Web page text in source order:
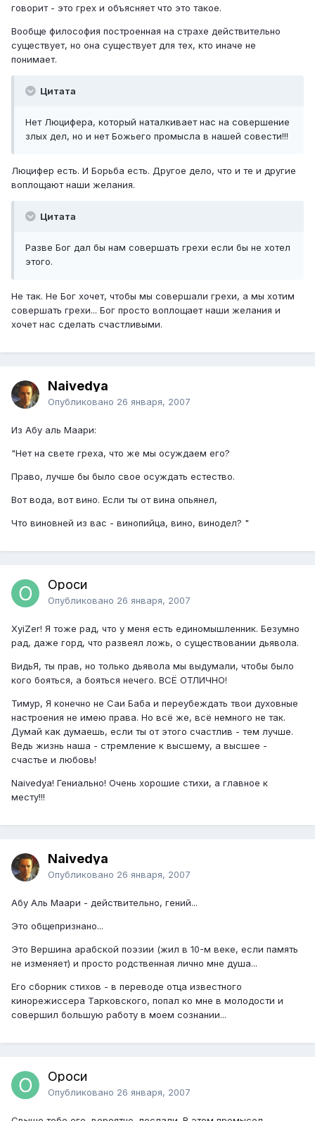
говорит - это грех и объясняет что это такое.
Вообще философия построенная на страхе действительно
существует, но она существует для тех, кто иначе не
понимает.
Цитата
Нет Люцифера, который наталкивает нас на совершение
злых дел, но и нет Божьего промысла в нашей совести!!!
Люцифер есть. И Борьба есть. Другое дело, что и те и другие
воплощают наши желания.
Цитата
Разве Бог дал бы нам совершать грехи если бы не хотел
этого.
Не так. Не Бог хочет, чтобы мы совершали грехи, а мы хотим
совершать грехи... Бог просто воплощает наши желания и
хочет нас сделать счастливыми.
Naivedya
Опубликовано 26 января, 2007
Из Абу аль Маари:
"Нет на свете греха, что же мы осуждаем его?
Право, лучше бы было свое осуждать естество.
Вот вода, вот вино. Если ты от вина опьянел,
Что виновней из вас - винопийца, вино, винодел? "
Ороси
Опубликовано 26 января, 2007
XyiZer! Я тоже рад, что у меня есть единомышленник. Безумно
рад, даже горд, что развеял ложь, о существовании дьявола.
ВидьЯ, ты прав, но только дьявола мы выдумали, чтобы было
кого бояться, а бояться нечего. ВСЁ ОТЛИЧНО!
Тимур, Я конечно не Саи Баба и переубеждать твои духовные
настроения не имею права. Но всё же, всё немного не так.
Думай как думаешь, если ты от этого счастлив - тем лучше.
Ведь жизнь наша - стремление к высшему, а высшее -
счастье и любовь!
Naivedya! Гениально! Очень хорошие стихи, а главное к
месту!!!
Naivedya
Опубликовано 26 января, 2007
Абу Аль Маари - действительно, гений...
Это общепризнано...
Это Вершина арабской поэзии (жил в 10-м веке, если память
не изменяет) и просто родственная лично мне душа...
Его сборник стихов - в переводе отца известного
кинорежиссера Тарковского, попал ко мне в молодости и
совершил большую работу в моем сознании...
Ороси
Опубликовано 26 января, 2007